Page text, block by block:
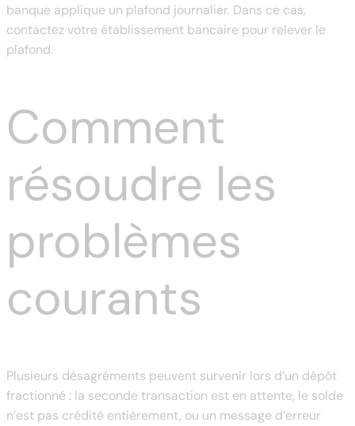
banque applique un plafond journalier. Dans ce cas,
contactez votre établissement bancaire pour relever le
plafond.
Comment
résoudre les
problèmes
courants
Plusieurs désagréments peuvent survenir lors d’un dépôt
fractionné : la seconde transaction est en attente, le solde
n’est pas crédité entièrement, ou un message d’erreur